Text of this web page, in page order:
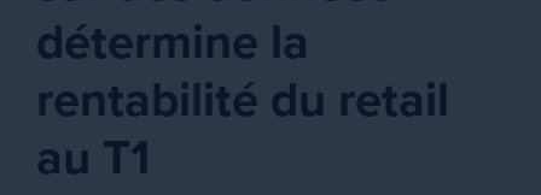
détermine la
rentabilité du retail
au T1